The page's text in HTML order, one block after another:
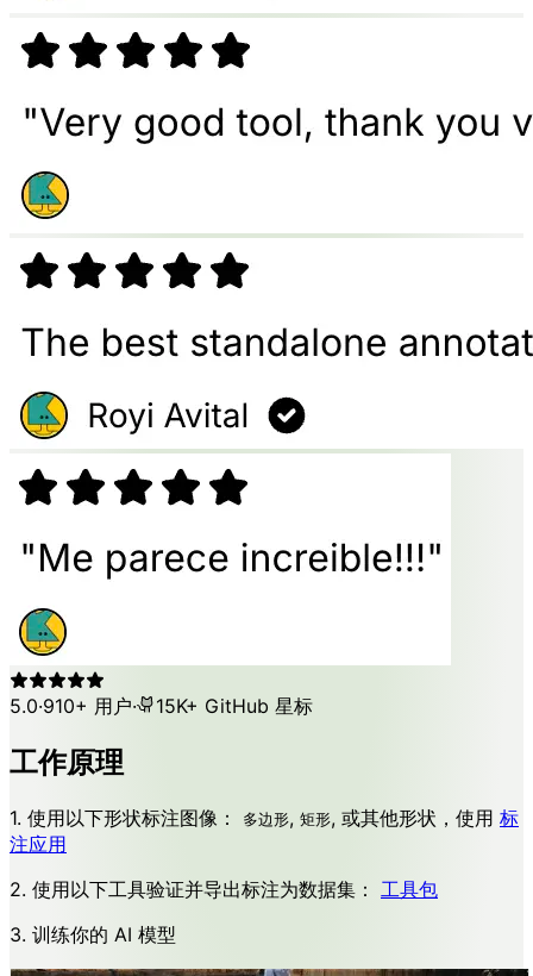
5.0·910+ 用户· 15K+ GitHub 星标
工作原理
1. 使用以下形状标注图像： 多边形, 矩形, 或其他形状，使用 标
注应用
2. 使用以下工具验证并导出标注为数据集： 工具包
3. 训练你的 AI 模型